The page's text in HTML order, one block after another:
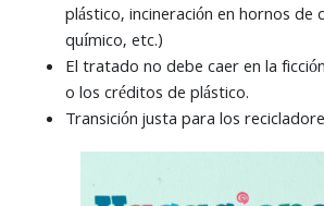
plástico, incineración en hornos de
químico, etc.)
El tratado no debe caer en la
o los créditos de plástico.
Transición justa para los